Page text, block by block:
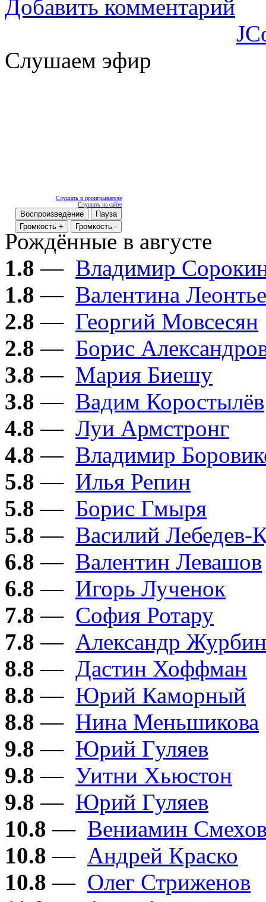
Добавить комментарий
Слушаем эфир
Слушать в проигрывателе
Слушать на сайте
Воспроизведение
Пауза
Громкость +
Громкость -
Рождённые в августе
1.8 — Владимир
1.8 — Валентина
2.8 — Георгий Мовсесян
2.8 — Борис
3.8 — Мария Биешу
3.8 — Вадим Коростылёв
4.8 — Луи Армстронг
4.8 — Владимир
5.8 — Илья Репин
5.8 — Борис Гмыря
5.8 — Василий Лебедев-
6.8 — Валентин Левашов
6.8 — Игорь Лученок
7.8 — София Ротару
7.8 — Александр Журбин
8.8 — Дастин Хоффман
8.8 — Юрий Каморный
8.8 — Нина Меньшикова
9.8 — Юрий Гуляев
9.8 — Уитни Хьюстон
9.8 — Юрий Гуляев
10.8 — Вениамин
10.8 — Андрей Краско
10.8 — Олег Стриженов